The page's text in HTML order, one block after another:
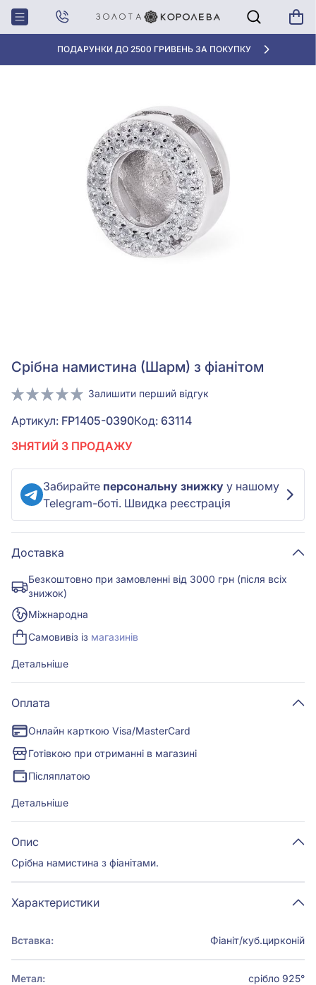
ПОДАРУНКИ ДО 2500 ГРИВЕНЬ ЗА ПОКУПКУ
Головна Срiбна намистина (Шарм) з фіанітом
Срiбна намистина (Шарм) з фіанітом
Залишити перший відгук
Артикул: FP1405-0390Код: 63114
ЗНЯТИЙ З ПРОДАЖУ
Забирайте персональну знижку у нашому
Telegram-боті. Швидка реєстрація
Доставка
Безкоштовно при замовленні від 3000 грн (після всіх
знижок)
Міжнародна
Самовивіз із магазинів
Детальніше
Оплата
Онлайн карткою Visa/MasterCard
Готівкою при отриманні в магазині
Післяплатою
Детальніше
Опис
Срібна намистина з фіанітами.
Характеристики
Вставка: Фіаніт/куб.цирконій
Метал: срібло 925°